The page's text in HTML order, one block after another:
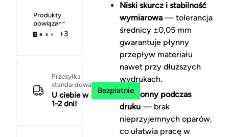
Produkty
powiązane
+3
Przesyłka
standardowa
U ciebie w
1-2 dni!
Bezpłatnie
Niski skurcz i stabilność
wymiarowa— tolerancja
średnicy ±0,05 mm
gwarantuje płynny
przepływ materiału
nawet przy dłuższych
wydrukach.
Bezwonny podczas
druku— brak
nieprzyjemnych oparów,
co ułatwia pracę w